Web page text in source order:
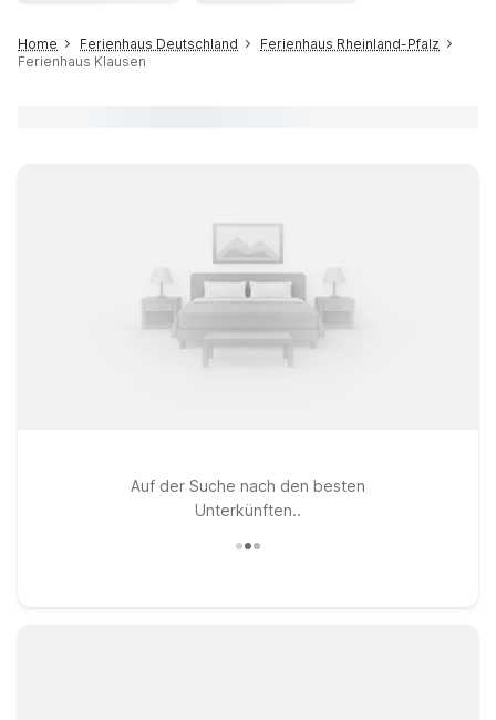
Home Ferienhaus Deutschland
Ferienhaus Rheinland-Pfalz
Ferienhaus Klausen
Auf der Suche nach den besten
Unterkünften..